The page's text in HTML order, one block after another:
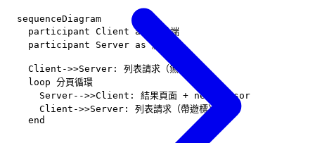
  sequenceDiagram
    participant Client as 客戶端
    participant Server as 服務器
    Client->>Server: 列表請求（無遊標）
    loop 分頁循環
      Server-->>Client: 結果頁面 + nextCursor
      Client->>Server: 列表請求（帶遊標）